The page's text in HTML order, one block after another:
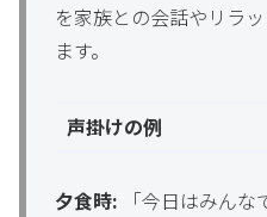
を家族との会話やリラ
ます。
声掛けの例
夕食時: 「今日はみん